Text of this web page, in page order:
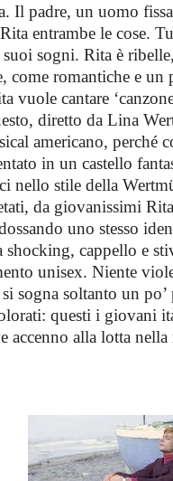
Il padre, un uomo
entrambe le cose.
sogni. Rita è
come romantiche e un
vuole cantare
diretto da Lina
americano, perché
in un castello
nello stile della
da giovanissimi
uno stesso
shocking, cappello e
unisex. Niente
sogna soltanto un
questi i giovani
accenno alla lotta